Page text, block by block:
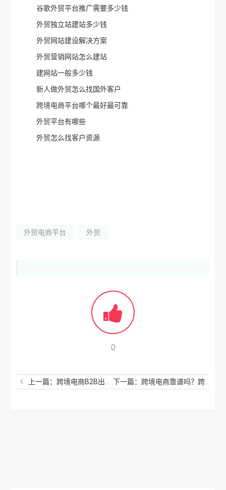
谷歌外贸平台推广需要多少钱
外贸独立站建站多少钱
外贸网站建设解决方案
外贸营销网站怎么建站
建网站一般多少钱
新人做外贸怎么找国外客户
跨境电商平台哪个最好最可靠
外贸平台有哪些
外贸怎么找客户资源
外贸电商平台 外贸
0
上一篇：跨境电商B2B出口是什么？跨境电商怎么样？